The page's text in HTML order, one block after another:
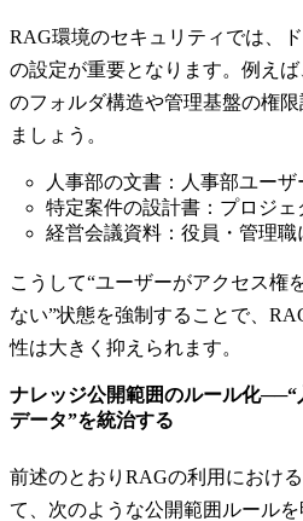
RAG環境のセキュリティでは、
の設定が重要となります。例え
のフォルダ構造や管理基盤の権
ましょう。
人事部の文書：人事部ユーザ
特定案件の設計書：プロジ
経営会議資料：役員・管理職
こうして“ユーザーがアクセス権
ない”状態を強制することで、
性は大きく抑えられます。
ナレッジ公開範囲のルール化──“
データ”を統治する
前述のとおりRAGの利用におけ
て、次のような公開範囲ルール